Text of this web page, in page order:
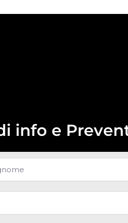
info e